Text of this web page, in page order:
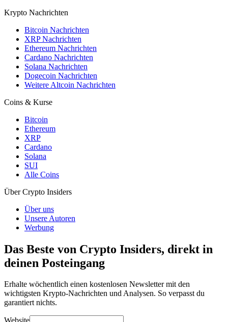
Krypto Nachrichten
Bitcoin Nachrichten
XRP Nachrichten
Ethereum Nachrichten
Cardano Nachrichten
Solana Nachrichten
Dogecoin Nachrichten
Weitere Altcoin Nachrichten
Coins & Kurse
Bitcoin
Ethereum
XRP
Cardano
Solana
SUI
Alle Coins
Über Crypto Insiders
Über uns
Unsere Autoren
Werbung
Das Beste von Crypto Insiders, direkt in
deinen Posteingang
Erhalte wöchentlich einen kostenlosen Newsletter mit den
wichtigsten Krypto-Nachrichten und Analysen. So verpasst du
garantiert nichts.